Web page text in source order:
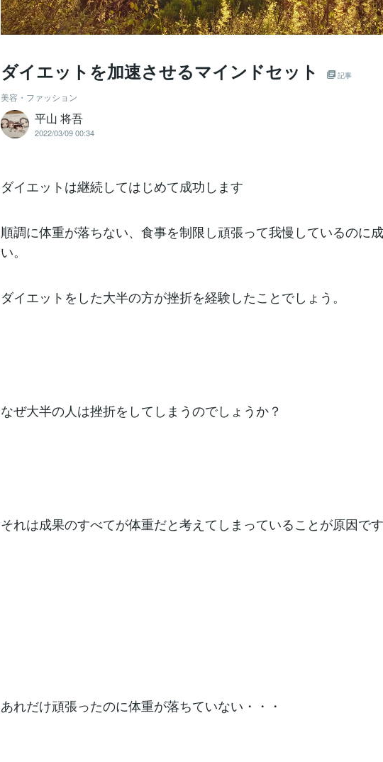
ダイエットを加速させるマインドセット 記事
美容・ファッション
平山 将吾
2022/03/09 00:34
ダイエットは継続してはじめて成功します
順調に体重が落ちない、食事を制限し頑張って我慢しているのに
い。
ダイエットをした大半の方が挫折を経験したことでしょう。
なぜ大半の人は挫折をしてしまうのでしょうか？
それは成果のすべてが体重だと考えてしまっていることが原因です
あれだけ頑張ったのに体重が落ちていない・・・